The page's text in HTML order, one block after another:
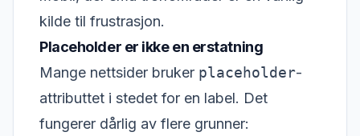
kilde til frustrasjon.
Placeholder er ikke en erstatning
Mange nettsider bruker placeholder-
attributtet i stedet for en label. Det
fungerer dårlig av flere grunner: